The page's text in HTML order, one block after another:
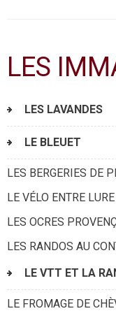
LES
LES LAVANDES
LE BLEUET
LES BERGERIES DE
LE VÉLO ENTRE
LES OCRES
LES RANDOS AU
LE VTT ET LA
LE FROMAGE DE